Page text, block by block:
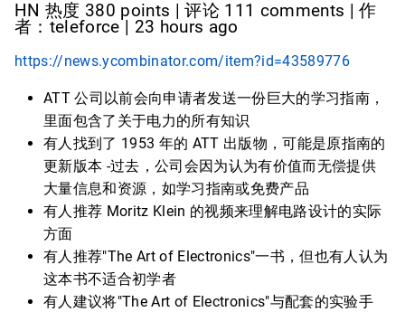
HN 热度 380 points | 评论 111 comments | 作
者：teleforce | 23 hours ago
https://news.ycombinator.com/item?id=43589776
ATT 公司以前会向申请者发送一份巨大的学习指南，
里面包含了关于电力的所有知识
有人找到了 1953 年的 ATT 出版物，可能是原指南的
更新版本 -过去，公司会因为认为有价值而无偿提供
大量信息和资源，如学习指南或免费产品
有人推荐 Moritz Klein 的视频来理解电路设计的实际
方面
有人推荐"The Art of Electronics"一书，但也有人认为
这本书不适合初学者
有人建议将"The Art of Electronics"与配套的实验手